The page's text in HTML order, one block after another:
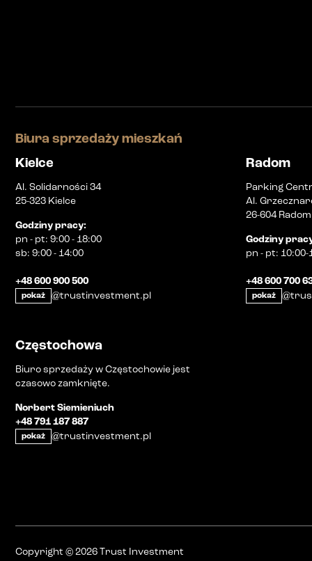
Biura sprzedaży mieszkań
Kielce
Al. Solidarności 34
25-323 Kielce
Godziny pracy:
pn - pt: 9:00 - 18:00
sb: 9:00 - 14:00
+48 600 900 500
pokaż @trustinvestment.pl
Radom
Parking
Al.
26-604 Radom
Godziny
pn - pt: 10:00-
+48 600 700
pokaż
Częstochowa
Biuro sprzedaży w Częstochowie jest
czasowo zamknięte.
Norbert Siemieniuch
+48 791 187 887
pokaż @trustinvestment.pl
Copyright ©2026Trust Investment